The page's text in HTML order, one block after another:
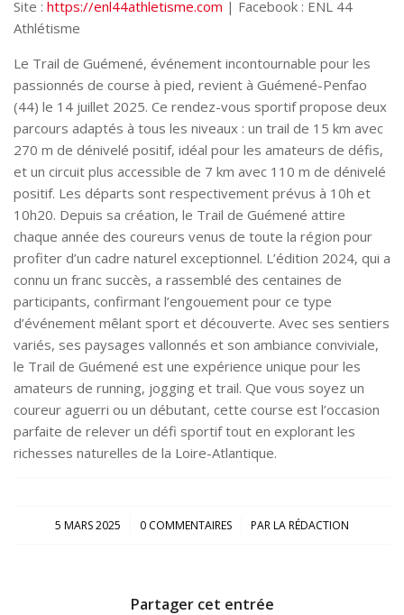
Site : https://enl44athletisme.com | Facebook : ENL 44
Athlétisme
Le Trail de Guémené, événement incontournable pour les
passionnés de course à pied, revient à Guémené-Penfao
(44) le 14 juillet 2025. Ce rendez-vous sportif propose deux
parcours adaptés à tous les niveaux : un trail de 15 km avec
270 m de dénivelé positif, idéal pour les amateurs de défis,
et un circuit plus accessible de 7 km avec 110 m de dénivelé
positif. Les départs sont respectivement prévus à 10h et
10h20. Depuis sa création, le Trail de Guémené attire
chaque année des coureurs venus de toute la région pour
profiter d’un cadre naturel exceptionnel. L’édition 2024, qui a
connu un franc succès, a rassemblé des centaines de
participants, confirmant l’engouement pour ce type
d’événement mêlant sport et découverte. Avec ses sentiers
variés, ses paysages vallonnés et son ambiance conviviale,
le Trail de Guémené est une expérience unique pour les
amateurs de running, jogging et trail. Que vous soyez un
coureur aguerri ou un débutant, cette course est l’occasion
parfaite de relever un défi sportif tout en explorant les
richesses naturelles de la Loire-Atlantique.
5 MARS 2025
/ 0 COMMENTAIRES
/ PARLA RÉDACTION
Partager cet entrée